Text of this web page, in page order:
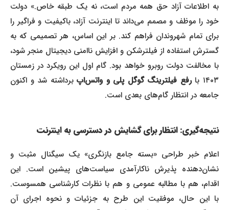
به اطلاعات آزاد حق همه مردم است، نه یک طبقه خاص.» دولت
خود را موظف و مصمم می‌داند تا اینترنت آزاد، باکیفیت و فراگیر را
برای تمام شهروندان فراهم کند. بر این اساس، هر تصمیمی که به
گسترش استفاده از فیلترشکن و افزایش ناامنی دیجیتال منجر شود،
با مخالفت دولت روبرو خواهد بود. گام اول این رویکرد در زمستان
۱۴۰۳ با
رفع فیلترینگ گوگل پلی و واتس‌اپبرداشته شد و اکنون
جامعه در انتظار گام‌های بعدی است.
نتیجه‌گیری: انتظار برای گشایش در دسترسی به اینترنت
اعلام خبر طراحی «بسته جامع بازنگری» یک سیگنال مثبت و
نشان‌دهنده پذیرش ناکارآمدی سیاست‌های پیشین است. این
اقدام، هم با مطالبه عمومی و هم با نظرات کارشناسی همسوست.
با این حال، موفقیت این طرح به جزئیات و نحوه اجرای آن